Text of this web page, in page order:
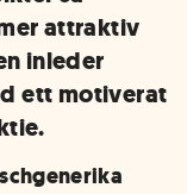
attraktiv
inleder
ett motiverat